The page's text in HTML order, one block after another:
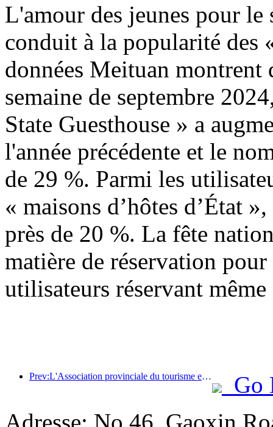
L'amour des jeunes pour le
conduit à la popularité des
données Meituan montrent
semaine de septembre
State Guesthouse » a
l'année précédente et le
de 29 %. Parmi les
« maisons d’hôtes d’État
près de 20 %. La fête
matière de réservation
utilisateurs réservant
Prev:L'Association provinciale du tourisme et de l'hôtellerie de Hainan propose de faire des hôtels un refuge temporaire pour les résidents sinistrés
Go
Adresse: No 46, Gaoxin